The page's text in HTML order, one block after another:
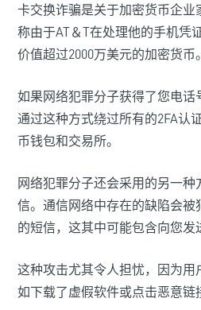
卡交换诈骗是关于加密货币企业
称由于AT＆T在处理他的手机凭
价值超过2000万美元的加密货币。
如果网络犯罪分子获得了您电话
通过这种方式绕过所有的2FA认
币钱包和交易所。
网络犯罪分子还会采用的另一
信。通信网络中存在的缺陷会被
的短信，这其中可能包含向您发
这种攻击尤其令人担忧，因为用
如下载了虚假软件或点击恶意链